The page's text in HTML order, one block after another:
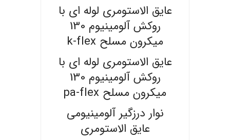
عایق الاستومری لوله ای با
روکش آلومینیوم 130
میکرون مسلح k-flex
عایق الاستومری لوله ای با
روکش آلومینیوم 130
میکرون مسلح pa-flex
نوار درزگیر آلومینیومی
عایق الاستومری